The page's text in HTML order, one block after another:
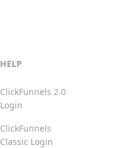
HELP
ClickFunnels 2.0
Login
ClickFunnels
Classic Login